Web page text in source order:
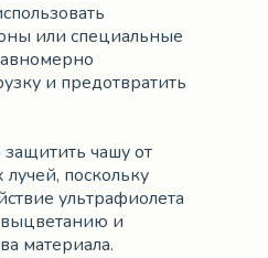
или специальные
и предотвратить
чашу от
поскольку
ультрафиолета
и
материала.